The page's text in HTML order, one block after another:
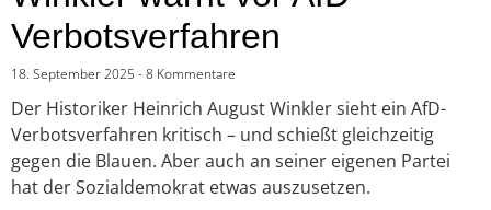
Verbotsverfahren
18. September 2025 8 Kommentare
Der Historiker Heinrich August Winkler sieht ein AfD-
Verbotsverfahren kritisch – und schießt gleichzeitig
gegen die Blauen. Aber auch an seiner eigenen Partei
hat der Sozialdemokrat etwas auszusetzen.